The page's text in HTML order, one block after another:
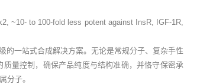
~10- to 100-fold less potent against InsR, IGF-1R,
的一站式合成解决方案。无论是常规分子、复杂手性
量控制，确保产品纯度与结构准确，并恪守保密承
分子。